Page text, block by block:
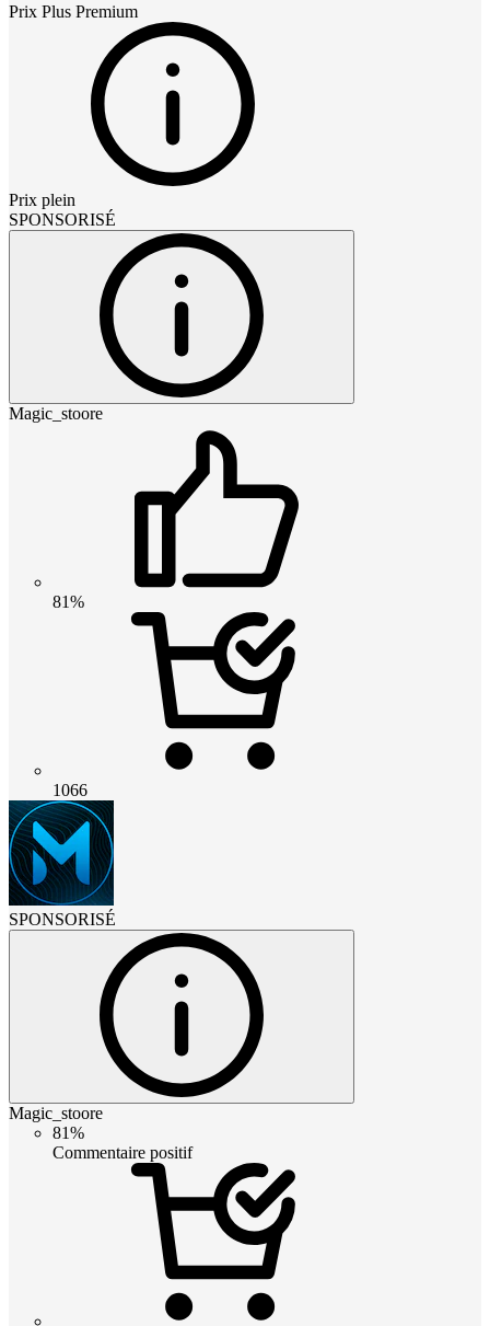
Prix Plus Premium
Prix plein
SPONSORISÉ
Magic_stoore
81%
1066
SPONSORISÉ
Magic_stoore
81%
Commentaire positif